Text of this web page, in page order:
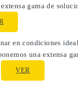
gama de
en condiciones
una extensa
VER